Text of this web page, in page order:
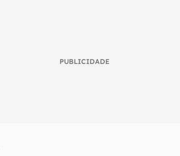
PUBLICIDADE